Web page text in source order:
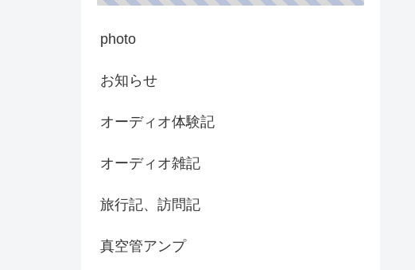
photo
お知らせ
オーディオ体験記
オーディオ雑記
旅行記、訪問記
真空管アンプ